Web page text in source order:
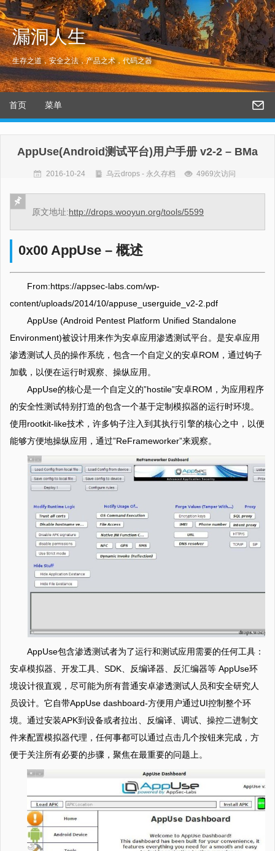
漏洞人生
生存之道，安全之法，产品之术，代码之器
首页 菜单
AppUse(Android测试平台)用户手册 v2-2 – BMa
2016-10-24 乌云drops - 永久存档 4969次访问
原文地址:http://drops.wooyun.org/tools/5599
0x00 AppUse – 概述
From:https://appsec-labs.com/wp-
content/uploads/2014/10/appuse_userguide_v2-2.pdf
AppUse (Android Pentest Platform Unified Standalone
Environment)被设计用来作为安卓应用渗透测试平台。是安卓应用
渗透测试人员的操作系统，包含一个自定义的安卓ROM，通过钩子
加载，以便在运行时观察、操纵应用。
AppUse的核心是一个自定义的”hostile”安卓ROM，为应用程序
的安全性测试特别打造的包含一个基于定制模拟器的运行时环境。
使用rootkit-like技术，许多钩子注入到其执行引擎的核心之中，以便
能够方便地操纵应用，通过”ReFrameworker”来观察。
AppUse包含渗透测试者为了运行和测试应用需要的任何工具：
安卓模拟器、开发工具、SDK、反编译器、反汇编器等 AppUse环
境设计很直观，尽可能为所有普通安卓渗透测试人员和安全研究人
员设计。它自带AppUse dashboard-方便用户通过UI控制整个环
境。通过安装APK到设备或者拉出、反编译、调试、操控二进制文
件来配置模拟器代理，任何事都可以通过点击几个按钮来完成，方
便于关注所有必要的步骤，聚焦在最重要的问题上。